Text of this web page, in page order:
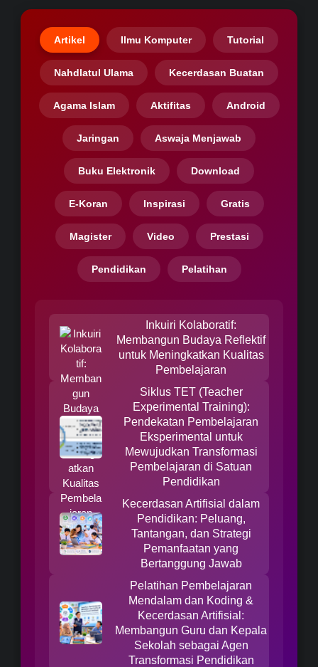
Artikel Ilmu Komputer Tutorial
Nahdlatul Ulama Kecerdasan Buatan
Agama Islam Aktifitas Android
Jaringan Aswaja Menjawab
Buku Elektronik Download
E-Koran Inspirasi Gratis
Magister Video Prestasi
Pendidikan Pelatihan
Inkuiri Kolaboratif:
Membangun Budaya Reflektif
untuk Meningkatkan Kualitas
Pembelajaran
Siklus TET (Teacher
Experimental Training):
Pendekatan Pembelajaran
Eksperimental untuk
Mewujudkan Transformasi
Pembelajaran di Satuan
Pendidikan
Kecerdasan Artifisial dalam
Pendidikan: Peluang,
Tantangan, dan Strategi
Pemanfaatan yang
Bertanggung Jawab
Pelatihan Pembelajaran
Mendalam dan Koding &
Kecerdasan Artifisial:
Membangun Guru dan Kepala
Sekolah sebagai Agen
Transformasi Pendidikan